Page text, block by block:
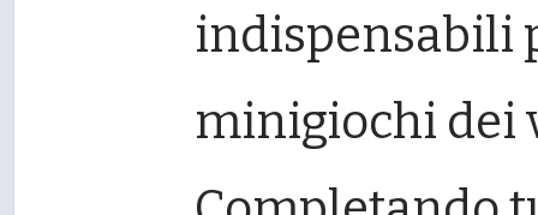
indispensabili
minigiochi dei